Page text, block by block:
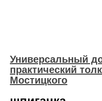
Универсальный
практический
Мостицкого